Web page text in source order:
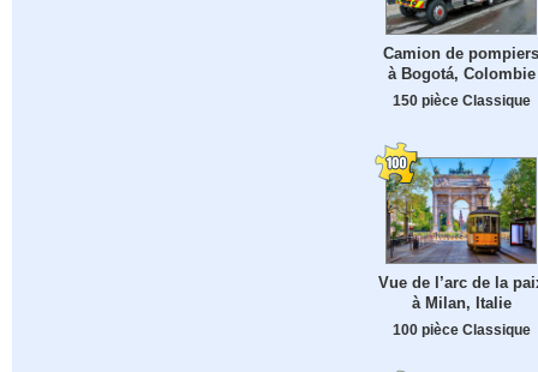
Camion de pompiers
à Bogotá, Colombie
150 pièce Classique
Vue de l’arc de la
à Milan, Italie
100 pièce Classique